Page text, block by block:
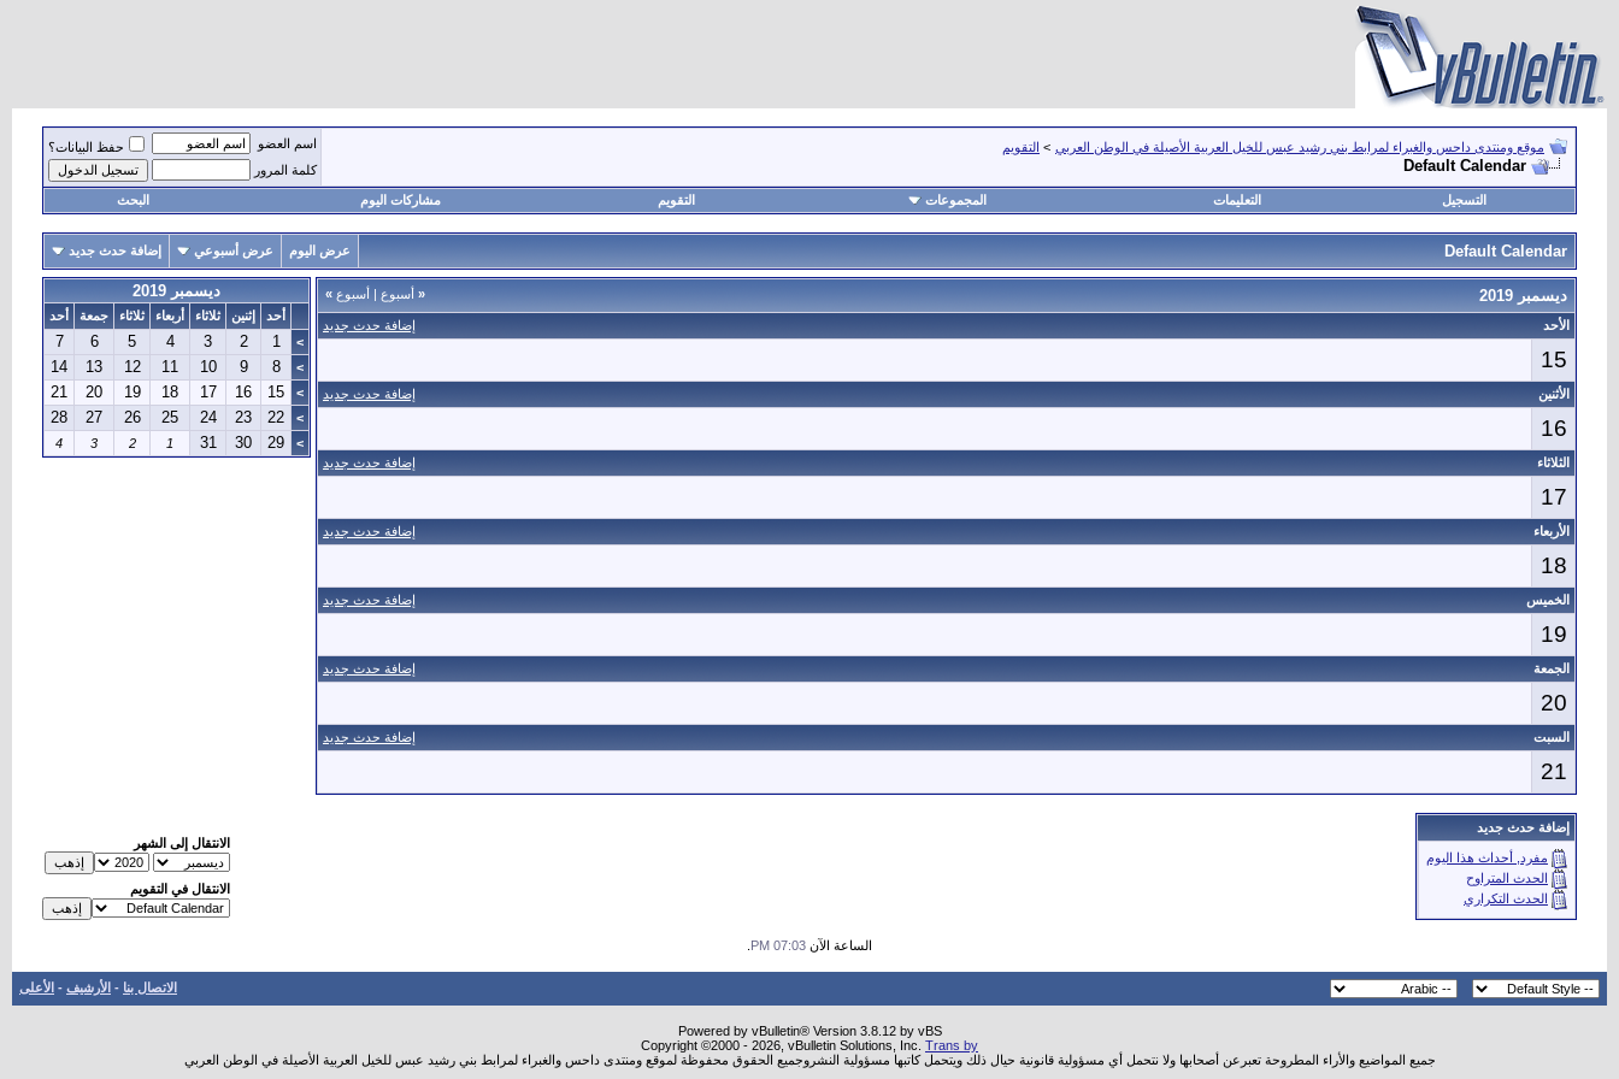
موقع ومنتدى داحس والغبراء لمرابط بني رشيد عبس للخيل العربية الأصيلة في الوطن العربي > التقويم
Default Calendar
اسم العضو
حفظ البيانات؟
كلمة المرور
التسجيل التعليمات المجموعات التقويم مشاركات اليوم البحث
Default Calendar عرض اليوم عرض أسبوعي إضافة حدث جديد
« أسبوع | أسبوع » ديسمبر 2019
إضافة حدث جديد الأحد
15
إضافة حدث جديد الأثنين
16
إضافة حدث جديد الثلاثاء
17
إضافة حدث جديد الأربعاء
18
إضافة حدث جديد الخميس
19
إضافة حدث جديد الجمعة
20
إضافة حدث جديد السبت
21
ديسمبر 2019
أحد إثنين ثلاثاء أربعاء ثلاثاء جمعة
أحد
>
1
2
3
4
5
6
7
>
8
9
10
11
12
13
14
>
15
16
17
18
19
20
21
>
22
23
24
25
26
27
28
>
29
30
31
1
2
3
4
إضافة حدث جديد
مفرد, أحداث هذا اليوم
الحدث المتراوح
الحدث التكراري
الانتقال إلى الشهر
الانتقال في التقويم
الساعة الآن 07:03 PM
الاتصال بنا - الأرشيف - الأعلى
Powered by vBulletin® Version 3.8.12 by vBS
Copyright ©2000 - 2026, vBulletin Solutions, Inc. Trans by
جميع المواضيع والأراء المطروحة تعبرعن أصحابها ولا نتحمل أي مسؤولية قانونية حيال ذلك ويتحمل كاتبها مسؤولية النشروجميع الحقوق محفوظة لموقع ومنتدى داحس والغبراء لمرابط بني رشيد عبس للخيل العربية الأصيلة في الوطن العربي